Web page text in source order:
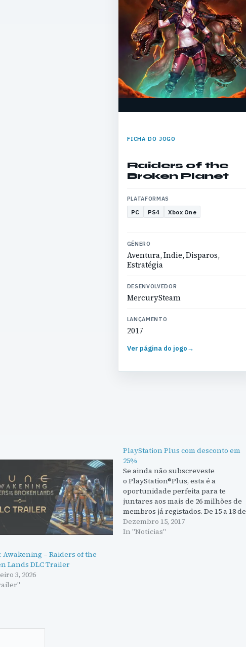
FICHA DO JOGO
Raiders of the
Broken Planet
PLATAFORMAS
PC PS4 Xbox One
GÉNERO
Aventura, Indie, Disparos,
Estratégia
DESENVOLVEDOR
MercurySteam
LANÇAMENTO
2017
Ver página do jogo→
Awakening – Raiders of the
Lands DLC Trailer
3, 2026
PlayStation Plus com desconto em
25%
Se ainda não subscreveste
o PlayStation®Plus, esta é a
oportunidade perfeita para te
juntares aos mais de 26 milhões de
membros já registados. De 15 a 18 de
dezembro, poderás subscrever o
PlayStation®Plus por 12 meses com
Dezembro 15, 2017
In "Notícias"